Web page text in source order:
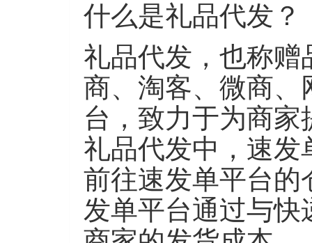
什么是礼品代发？
礼品代发，也称
商、淘客、微商、
台，致力于为商
礼品代发中，速
前往速发单平台的
发单平台通过与